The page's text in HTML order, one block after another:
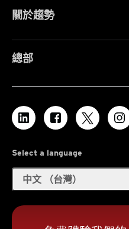
關於趨勢
總部
Select a language
中文 （台灣）